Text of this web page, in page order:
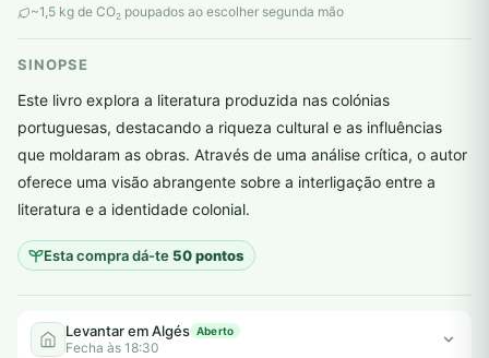
~1,5 kg de CO2 poupados ao escolher segunda mão
SINOPSE
Este livro explora a literatura produzida nas colónias
portuguesas, destacando a riqueza cultural e as influências
que moldaram as obras. Através de uma análise crítica, o autor
oferece uma visão abrangente sobre a interligação entre a
literatura e a identidade colonial.
Esta compra dá-te50 pontos
Levantar em Algés Aberto
Fecha às 18:30